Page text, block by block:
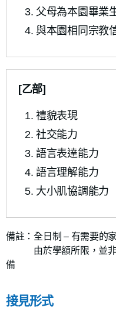
父母為本園畢業
與本園相同宗教
[乙部]
禮貌表現
社交能力
語言表達能力
語言理解能力
大小肌協調能力
備註：全日制 – 有需要的
由於學額所限，並非
備
接見形式